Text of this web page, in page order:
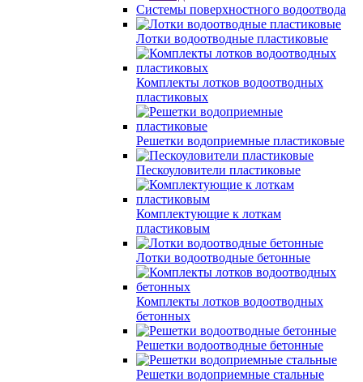
Системы поверхностного водоотвода
Лотки водоотводные пластиковые
Комплекты лотков водоотводных
пластиковых
Решетки водоприемные пластиковые
Пескоуловители пластиковые
Комплектующие к лоткам
пластиковым
Лотки водоотводные бетонные
Комплекты лотков водоотводных
бетонных
Решетки водоотводные бетонные
Решетки водоприемные стальные